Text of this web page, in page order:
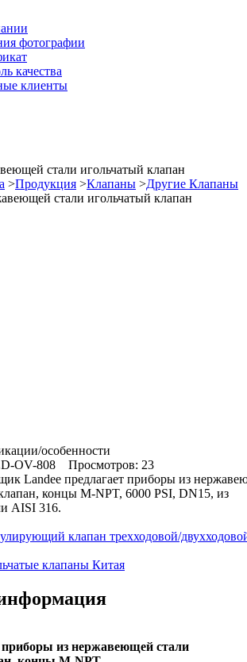
фотографии
качества
клиенты
стали игольчатый клапан
>Продукция >Клапаны >Другие Клапаны
стали игольчатый клапан
особенности
OV-808
Просмотров: 23
Landee предлагает приборы из
концы M-NPT, 6000 PSI, DN15, из
AISI 316.
клапан трехходовой/
клапаны Китая
из нержавеющей стали